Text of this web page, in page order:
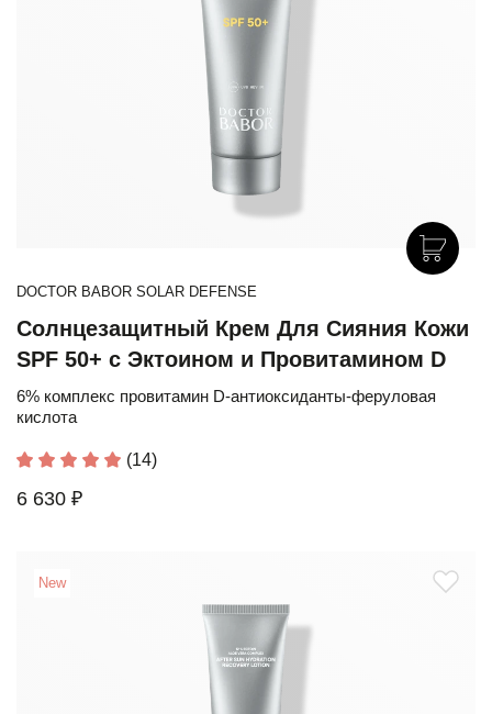
DOCTOR BABOR SOLAR DEFENSE
Солнцезащитный Крем Для Сияния Кожи
SPF 50+ с Эктоином и Провитамином D
6% комплекс провитамин D-антиоксиданты-феруловая
кислота
(14)
6 630 ₽
New